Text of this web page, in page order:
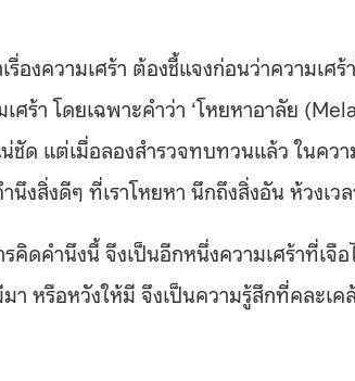
เรื่องความเศร้า ต้องชี้แจงก่อนว่าความ
ศร้า โดยเฉพาะคำว่า ‘โหยหาอาลัย
ชัด แต่เมื่อลองสำรวจทบทวนแล้ว ในคว
นึงสิ่งดีๆ ที่เราโหยหา นึกถึงสิ่งอัน ห้วงเ
รคิดคำนึงนี้ จึงเป็นอีกหนึ่งความเศร้าที่เ
า หรือหวังให้มี จึงเป็นความรู้สึกที่คละเ